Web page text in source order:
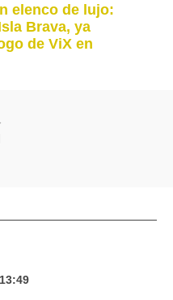
elenco de lujo:
Brava, ya
de ViX en